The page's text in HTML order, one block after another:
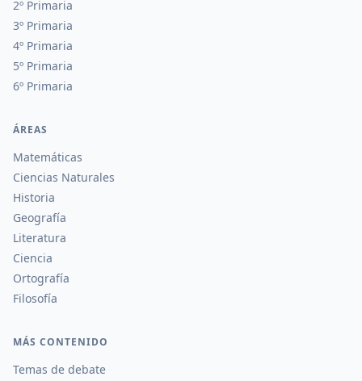
2º Primaria
3º Primaria
4º Primaria
5º Primaria
6º Primaria
ÁREAS
Matemáticas
Ciencias Naturales
Historia
Geografía
Literatura
Ciencia
Ortografía
Filosofía
MÁS CONTENIDO
Temas de debate